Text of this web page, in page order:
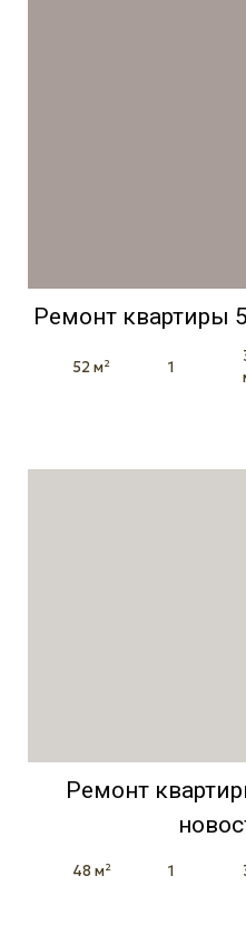
Ремонт квартиры
52 м² 1
Ремонт
48 м² 1